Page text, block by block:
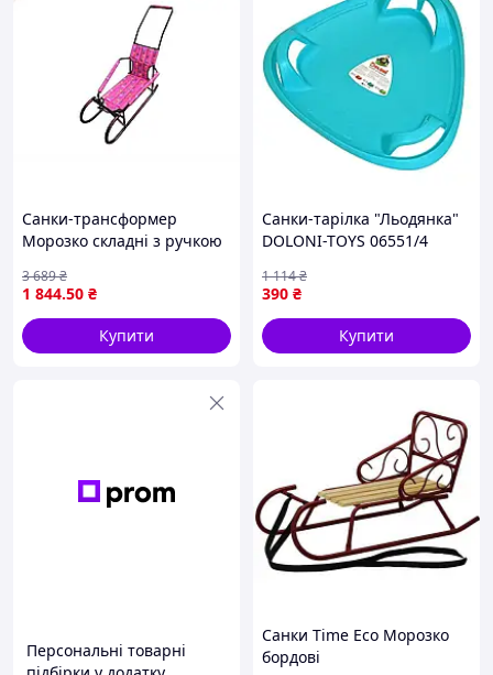
Санки-трансформер
Морозко складні з ручкою
для катання на снігу
1 844.50 ₴
3 689₴
Купити
Санки-тарілка "Льодянка"
DOLONI-TOYS 06551/4
390 ₴
1 114₴
Купити
Персональні товарні
Санки Time Eco Морозко
бордові